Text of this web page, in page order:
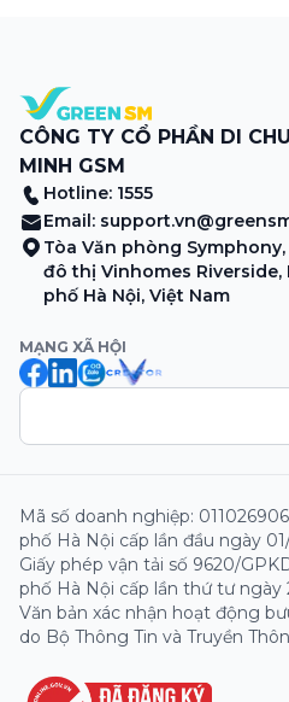
CÔNG TY CỔ PHẦN DI
MINH GSM
Hotline: 1555
Email:
Tòa Văn phòng
đô thị Vinhomes
phố Hà Nội, Việt Nam
MẠNG XÃ HỘI
Mã số doanh nghiệp:
phố Hà Nội cấp lần đầu ngày
Giấy phép vận tải số 9620/
phố Hà Nội cấp lần thứ tư ngày
Văn bản xác nhận hoạt động
do Bộ Thông Tin và Truyền